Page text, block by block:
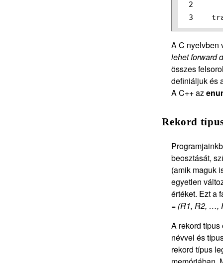
2
A C nyelvben
lehet forward
összes
definiáljuk és
A C++ az
Rekord
beosztását,
(amik maguk
egyetlen
értéket. Ezt a
= (R1, R2, …,
A rekord
névvel és
rekord típus